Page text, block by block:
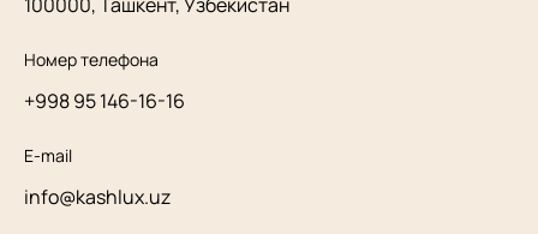
100000, Ташкент, Узбекистан
Номер телефона
+998 95 146-16-16
E-mail
info@kashlux.uz